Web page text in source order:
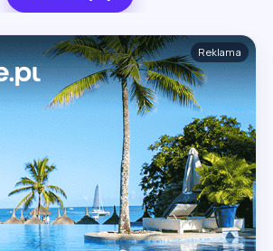
Reklama